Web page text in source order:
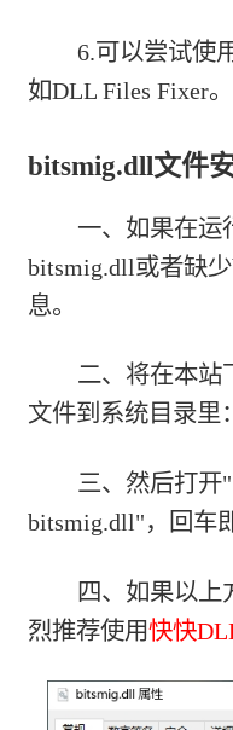
6.可以尝试使
如DLL Files Fixer。
bitsmig.dll文件
一、如果在运
bitsmig.dll或者缺
息。
二、将在本站
文件到系统目录里
三、然后打开
bitsmig.dll"，回车
四、如果以上
烈推荐使用快快